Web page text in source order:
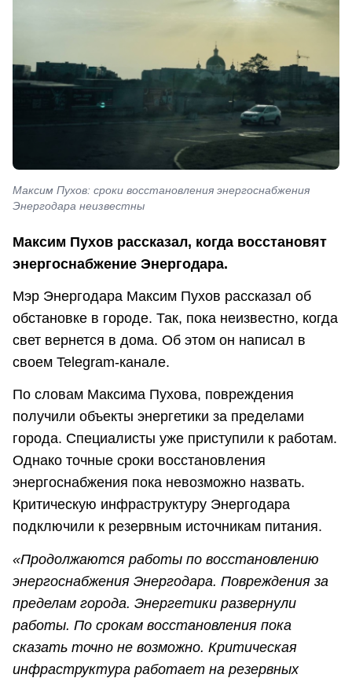
Максим Пухов: сроки восстановления энергоснабжения
Энергодара неизвестны
Максим Пухов рассказал, когда восстановят
энергоснабжение Энергодара.
Мэр Энергодара Максим Пухов рассказал об
обстановке в городе. Так, пока неизвестно, когда
свет вернется в дома. Об этом он написал в
своем Telegram-канале.
По словам Максима Пухова, повреждения
получили объекты энергетики за пределами
города. Специалисты уже приступили к работам.
Однако точные сроки восстановления
энергоснабжения пока невозможно назвать.
Критическую инфраструктуру Энергодара
подключили к резервным источникам питания.
«Продолжаются работы по восстановлению
энергоснабжения Энергодара. Повреждения за
пределам города. Энергетики развернули
работы. По срокам восстановления пока
сказать точно не возможно. Критическая
инфраструктура работает на резервных